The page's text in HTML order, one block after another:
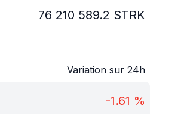
76 210 589.2 STRK
Variation sur 24h
-1.61 %